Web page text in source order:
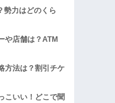
勢力はどのくら
や店舗は？ATM
方法は？割引チケ
こいい！どこで聞